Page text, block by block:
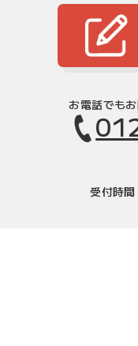
お電話でも
受付時